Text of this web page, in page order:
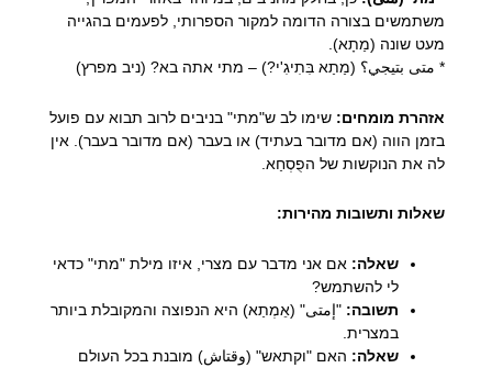
משתמשים בצורה הדומה למקור הספרותי, לפעמים בהגייה
מעט שונה (מַתָא).
* متى بتيجي؟ (מַתַא בִּתִיגִ'י?) – מתי אתה בא? (ניב מפרץ)
אזהרת מומחים: שימו לב ש"מתי" בניבים לרוב תבוא עם פועל
בזמן הווה (אם מדובר בעתיד) או בעבר (אם מדובר בעבר). אין
לה את הנוקשות של הפֻסְחַא.
שאלות ותשובות מהירות:
שאלה: אם אני מדבר עם מצרי, איזו מילת "מתי" כדאי
לי להשתמש?
תשובה: "إمتى" (אֵמְתַא) היא הנפוצה והמקובלת ביותר
במצרית.
שאלה: האם "וקתאש" (وقتاش) מובנת בכל העולם